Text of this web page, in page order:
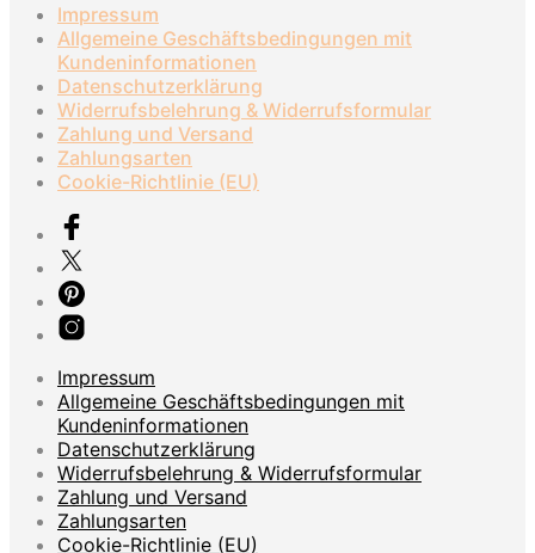
Impressum
Allgemeine Geschäftsbedingungen mit
Kundeninformationen
Datenschutzerklärung
Widerrufsbelehrung & Widerrufsformular
Zahlung und Versand
Zahlungsarten
Cookie-Richtlinie (EU)
Impressum
Allgemeine Geschäftsbedingungen mit
Kundeninformationen
Datenschutzerklärung
Widerrufsbelehrung & Widerrufsformular
Zahlung und Versand
Zahlungsarten
Cookie-Richtlinie (EU)